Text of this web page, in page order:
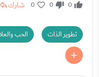
0
0
0 شارك
تطوير الذات الحب